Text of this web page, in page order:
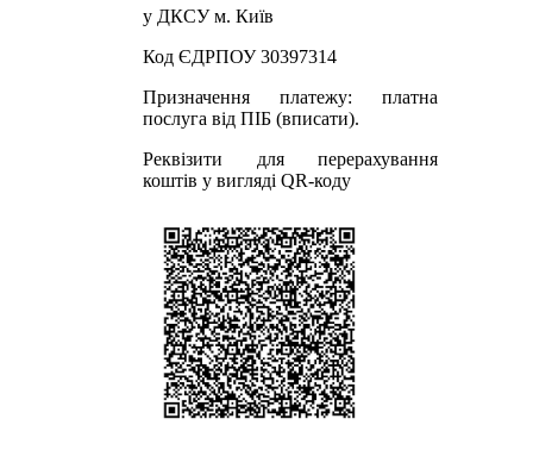
у ДКСУ м. Київ
Код ЄДРПОУ 30397314
Призначення платежу: платна
послуга від ПІБ (вписати).
Реквізити для перерахування
коштів у вигляді QR-коду